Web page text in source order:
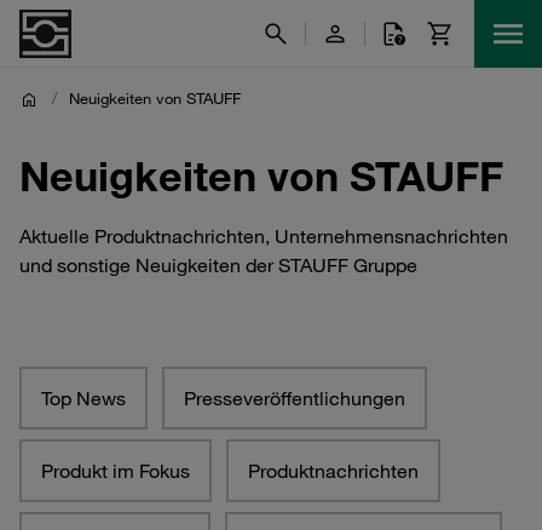
/ Neuigkeiten von STAUFF
Neuigkeiten von STAUFF
Aktuelle Produktnachrichten, Unternehmensnachrichten
und sonstige Neuigkeiten der STAUFF Gruppe
Top News Presseveröffentlichungen
Produkt im Fokus Produktnachrichten